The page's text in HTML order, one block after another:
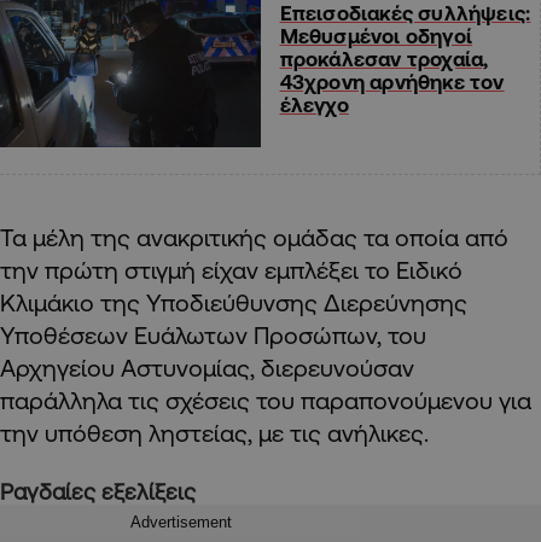
Επεισοδιακές συλλήψεις:
Μεθυσμένοι οδηγοί
προκάλεσαν τροχαία,
43χρονη αρνήθηκε τον
έλεγχο
Τα μέλη της ανακριτικής ομάδας τα οποία από
την πρώτη στιγμή είχαν εμπλέξει το Ειδικό
Κλιμάκιο της Υποδιεύθυνσης Διερεύνησης
Υποθέσεων Ευάλωτων Προσώπων, του
Αρχηγείου Αστυνομίας, διερευνούσαν
παράλληλα τις σχέσεις του παραπονούμενου για
την υπόθεση ληστείας, με τις ανήλικες.
Ραγδαίες εξελίξεις
Advertisement